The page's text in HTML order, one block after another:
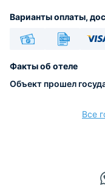
Варианты оплаты,
Факты об отеле
Объект прошел
Все